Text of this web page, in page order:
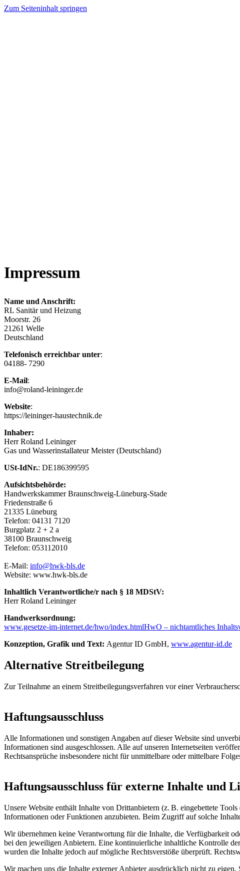
Zum Seiteninhalt springen
Impressum
Name und Anschrift:
RL Sanitär und Heizung
Moorstr. 26
21261 Welle
Deutschland
Telefonisch erreichbar unter:
04188- 7290
E-Mail:
info@roland-leininger.de
Website:
https://leininger-haustechnik.de
Inhaber:
Herr Roland Leininger
Gas und Wasserinstallateur Meister (Deutschland)
USt-IdNr.: DE186399595
Aufsichtsbehörde:
Handwerkskammer Braunschweig-Lüneburg-Stade
Friedenstraße 6
21335 Lüneburg
Telefon: 04131 7120
Burgplatz 2 + 2 a
38100 Braunschweig
Telefon: 053112010
E-Mail: info@hwk-bls.de
Website: www.hwk-bls.de
Inhaltlich Verantwortliche/r nach § 18 MDStV:
Herr Roland Leininger
Handwerksordnung:
www.gesetze-im-internet.de/hwo/index.htmlHwO – nichtamtliches
Konzeption, Grafik und Text: Agentur ID GmbH, www.agentur-id.de
Alternative Streitbeilegung
Zur Teilnahme an einem Streitbeilegungsverfahren vor einer
Haftungsausschluss
Alle Informationen und sonstigen Angaben auf dieser Website sind
Informationen sind ausgeschlossen. Alle auf unseren Internetseiten
Rechtsansprüche insbesondere nicht für unmittelbare oder mittelbare
Haftungsausschluss für externe Inhalte und
Unsere Website enthält Inhalte von Drittanbietern (z. B. eingebettete
Informationen oder Funktionen anzubieten. Beim Zugriff auf solche
Wir übernehmen keine Verantwortung für die Inhalte, die Verfügbarkeit
bei den jeweiligen Anbietern. Eine kontinuierliche inhaltliche Kontrolle
wurden die Inhalte jedoch auf mögliche Rechtsverstöße überprüft.
Wir machen uns die Inhalte externer Anbieter ausdrücklich nicht zu